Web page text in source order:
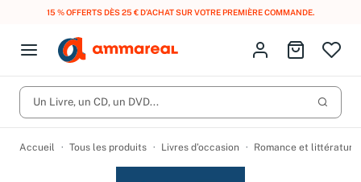
15 % OFFERTS DÈS 25 € D’ACHAT SUR VOTRE PREMIÈRE COMMANDE.
Open menu
Fermer le menu
CD d'occasion
DVD d'occasion
Lancer
Identifiez-vous
Aller au
Un Livre, un CD, un DVD...
Accueil Tous les produits Livres d’occasion Romance et